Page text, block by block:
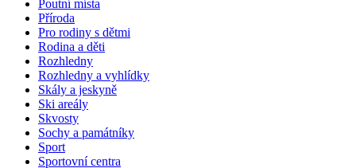
Poutní místa
Příroda
Pro rodiny s dětmi
Rodina a děti
Rozhledny
Rozhledny a vyhlídky
Skály a jeskyně
Ski areály
Skvosty
Sochy a památníky
Sport
Sportovní centra